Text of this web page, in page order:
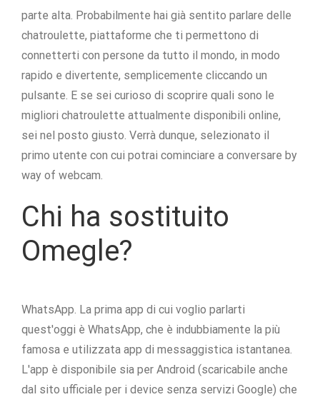
parte alta. Probabilmente hai già sentito parlare delle
chatroulette, piattaforme che ti permettono di
connetterti con persone da tutto il mondo, in modo
rapido e divertente, semplicemente cliccando un
pulsante. E se sei curioso di scoprire quali sono le
migliori chatroulette attualmente disponibili online,
sei nel posto giusto. Verrà dunque, selezionato il
primo utente con cui potrai cominciare a conversare by
way of webcam.
Chi ha sostituito
Omegle?
WhatsApp. La prima app di cui voglio parlarti
quest'oggi è WhatsApp, che è indubbiamente la più
famosa e utilizzata app di messaggistica istantanea.
L'app è disponibile sia per Android (scaricabile anche
dal sito ufficiale per i device senza servizi Google) che